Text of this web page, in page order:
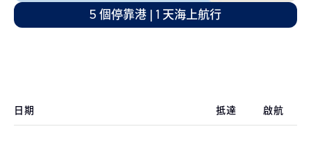
5 個停靠港 | 1 天海上航行
日期 抵達 啟航